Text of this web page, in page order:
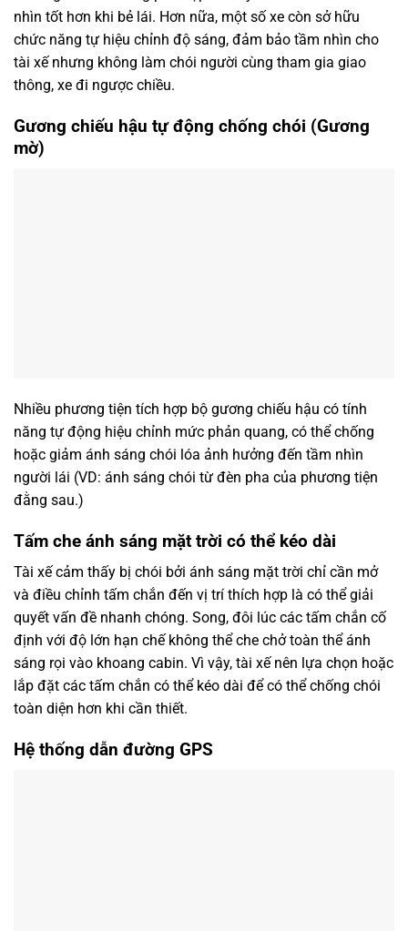
nhìn tốt hơn khi bẻ lái. Hơn nữa, một số xe còn sở hữu
chức năng tự hiệu chỉnh độ sáng, đảm bảo tầm nhìn cho
tài xế nhưng không làm chói người cùng tham gia giao
thông, xe đi ngược chiều.
Gương chiếu hậu tự động chống chói (Gương
mờ)
Nhiều phương tiện tích hợp bộ gương chiếu hậu có tính
năng tự động hiệu chỉnh mức phản quang, có thể chống
hoặc giảm ánh sáng chói lóa ảnh hưởng đến tầm nhìn
người lái (VD: ánh sáng chói từ đèn pha của phương tiện
đằng sau.)
Tấm che ánh sáng mặt trời có thể kéo dài
Tài xế cảm thấy bị chói bởi ánh sáng mặt trời chỉ cần mở
và điều chỉnh tấm chắn đến vị trí thích hợp là có thể giải
quyết vấn đề nhanh chóng. Song, đôi lúc các tấm chắn cố
định với độ lớn hạn chế không thể che chở toàn thể ánh
sáng rọi vào khoang cabin. Vì vậy, tài xế nên lựa chọn hoặc
lắp đặt các tấm chắn có thể kéo dài để có thể chống chói
toàn diện hơn khi cần thiết.
Hệ thống dẫn đường GPS